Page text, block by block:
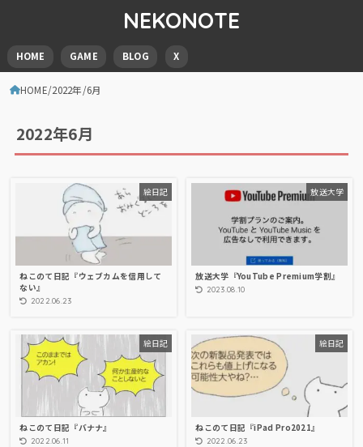
NEKONOTE
HOME GAME BLOG X
HOME 2022年 6月
2022年6月
絵日記
ねこのて日記『ウェブカムを信用して
ない』
2022.06.23
放送大学
放送大学『YouTube Premium学割』
2023.08.10
絵日記
ねこのて日記『バナナ』
2022.06.11
絵日記
ねこのて日記『iPad Pro2021』
2022.06.23